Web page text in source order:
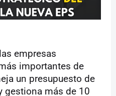
empresas
importantes de
un presupuesto de
gestiona más de 10